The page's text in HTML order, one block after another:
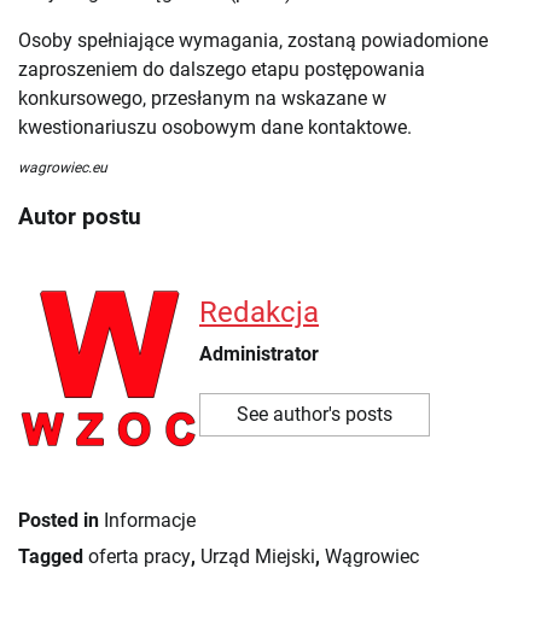
Osoby spełniające wymagania, zostaną powiadomione
zaproszeniem do dalszego etapu postępowania
konkursowego, przesłanym na wskazane w
kwestionariuszu osobowym dane kontaktowe.
wagrowiec.eu
Autor postu
Redakcja
Administrator
See author's posts
Posted in Informacje
Tagged oferta pracy, Urząd Miejski, Wągrowiec